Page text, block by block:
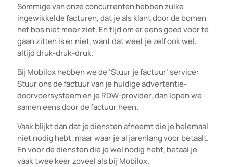
Sommige van onze concurrenten hebben zulke
ingewikkelde facturen, dat je als klant door de bomen
het bos niet meer ziet. En tijd om er eens goed voor te
gaan zitten is er niet, want dat weet je zelf ook wel,
altijd druk-druk-druk.
Bij Mobilox hebben we de ‘Stuur je factuur’ service:
Stuur ons de factuur van je huidige advertentie-
doorvoersysteem en je RDW-provider, dan lopen we
samen eens door de factuur heen.
Vaak blijkt dan dat je diensten afneemt die je helemaal
niet nodig hebt, maar waar je al jarenlang voor betaalt.
En voor de diensten die je wel nodig hebt, betaal je
vaak twee keer zoveel als bij Mobilox.